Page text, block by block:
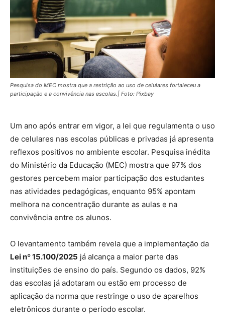
Pesquisa do MEC mostra que a restrição ao uso de celulares fortaleceu a
participação e a convivência nas escolas.| Foto: Pixbay
Um ano após entrar em vigor, a lei que regulamenta o uso
de celulares nas escolas públicas e privadas já apresenta
reflexos positivos no ambiente escolar. Pesquisa inédita
do Ministério da Educação (MEC) mostra que 97% dos
gestores percebem maior participação dos estudantes
nas atividades pedagógicas, enquanto 95% apontam
melhora na concentração durante as aulas e na
convivência entre os alunos.
O levantamento também revela que a implementação da
Lei nº 15.100/2025 já alcança a maior parte das
instituições de ensino do país. Segundo os dados, 92%
das escolas já adotaram ou estão em processo de
aplicação da norma que restringe o uso de aparelhos
eletrônicos durante o período escolar.